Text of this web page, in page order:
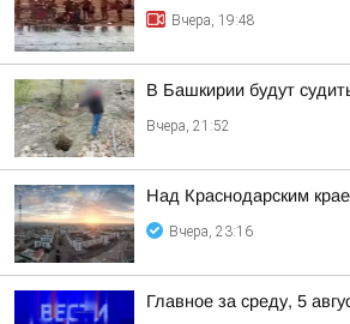
Вчера, 19:48
В Башкирии будут
Вчера, 21:52
Над Краснодарским
Вчера, 23:16
Главное за среду, 5